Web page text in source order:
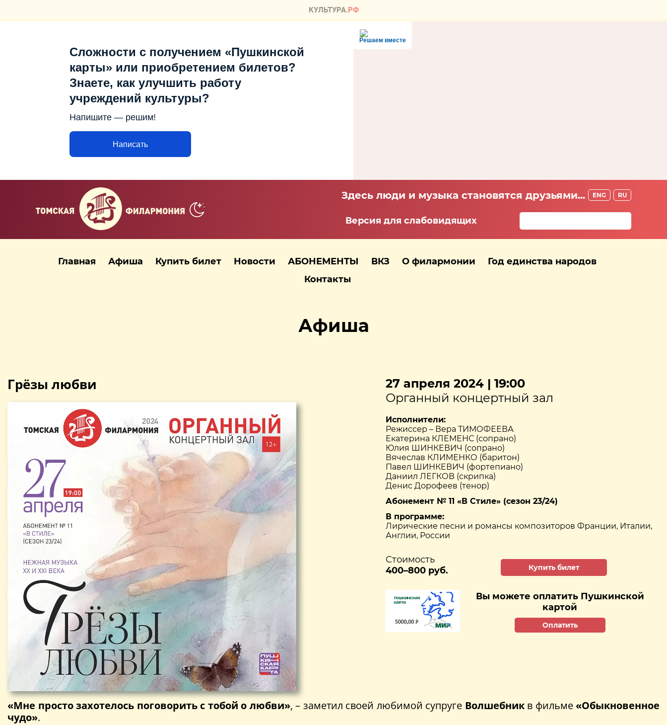
Решаем вместе
Сложности с получением «Пушкинской
карты» или приобретением билетов?
Знаете, как улучшить работу
учреждений культуры?
Напишите — решим!
Написать
Здесь люди и музыка становятся друзьями... ENG RU
Версия для слабовидящих
Главная Афиша Купить билет Новости АБОНЕМЕНТЫ ВКЗ О филармонии
Год единства народов
Контакты
Афиша
Грёзы любви
27 апреля 2024 | 19:00
Органный концертный зал
Исполнители:
Режиссер – Вера ТИМОФЕЕВА
Екатерина КЛЕМЕНС (сопрано)
Юлия ШИНКЕВИЧ (сопрано)
Вячеслав КЛИМЕНКО (баритон)
Павел ШИНКЕВИЧ (фортепиано)
Даниил ЛЕГКОВ (скрипка)
Денис Дорофеев (тенор)
Абонемент № 11 «В Стиле» (сезон 23/24)
В программе:
Лирические песни и романсы композиторов Франции, Италии,
Англии, России
Стоимость
400–800 руб.
Купить билет
Вы можете оплатить Пушкинской
картой
Оплатить
«Мне просто захотелось поговорить с тобой о любви», – заметил своей любимой супруге Волшебникв фильме«Обыкновенное
чудо».